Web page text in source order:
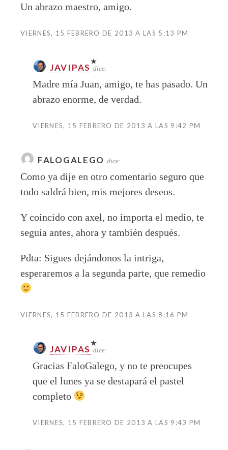
Un abrazo maestro, amigo.
VIERNES, 15 FEBRERO DE 2013 A LAS 5:13 PM
JAVIPAS dice:
Madre mía Juan, amigo, te has pasado. Un
abrazo enorme, de verdad.
VIERNES, 15 FEBRERO DE 2013 A LAS 9:42 PM
FALOGALEGO dice:
Como ya dije en otro comentario seguro que
todo saldrá bien, mis mejores deseos.
Y coincido con axel, no importa el medio, te
seguía antes, ahora y también después.
Pdta: Sigues dejándonos la intriga,
esperaremos a la segunda parte, que remedio
VIERNES, 15 FEBRERO DE 2013 A LAS 8:16 PM
JAVIPAS dice:
Gracias FaloGalego, y no te preocupes
que el lunes ya se destapará el pastel
completo
VIERNES, 15 FEBRERO DE 2013 A LAS 9:43 PM